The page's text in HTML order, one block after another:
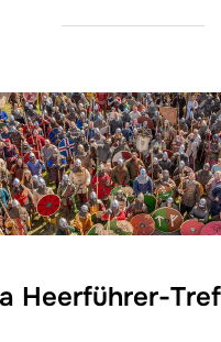
Heerführer-